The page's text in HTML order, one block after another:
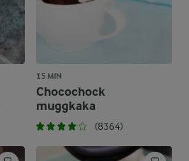
15 MIN
Chocochock
muggkaka
(8364)